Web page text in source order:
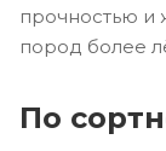
прочностью и
пород более
По